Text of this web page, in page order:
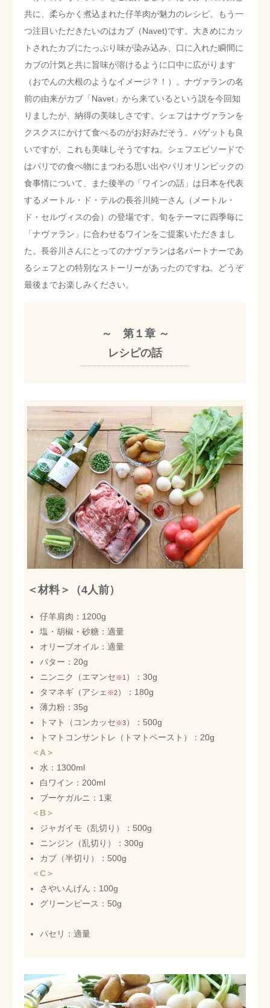
共に、柔らかく煮込まれた仔羊肉が魅力のレシピ。もう一
つ注目いただきたいのはカブ（Navet)です。大きめにカッ
トされたカブにたっぷり味が染み込み、口に入れた瞬間に
カブの汁気と共に旨味が溶けるように口中に広がります
（おでんの大根のようなイメージ？！）。ナヴァランの名
前の由来がカブ「Navet」から来ているという説を今回知
りましたが、納得の美味しさです。シェフはナヴァランを
クスクスにかけて食べるのがお好みだそう。バゲットも良
いですが、これも美味しそうですね。シェフエピソードで
はパリでの食べ物にまつわる思い出やパリオリンピックの
食事情について、また後半の「ワインの話」は日本を代表
するメートル・ド・テルの長谷川純一さん（メートル・
ド・セルヴィスの会）の登場です。旬をテーマに四季毎に
「ナヴァラン」に合わせるワインをご提案いただきまし
た。長谷川さんにとってのナヴァランは名パートナーであ
るシェフとの特別なストーリーがあったのですね。どうぞ
最後までお楽しみください。
～ 第１章 ～
レシピの話
＜材料＞（4人前）
仔羊肩肉：1200g
塩・胡椒・砂糖：適量
オリーブオイル：適量
バター：20g
ニンニク（エマンセ※1 ）：30g
タマネギ（アシェ ※2）：180g
薄力粉：35g
トマト（コンカッセ※3）：500g
トマトコンサントレ（トマトペースト）：20g
＜A＞
水：1300ml
白ワイン：200ml
ブーケガルニ：1束
＜B＞
ジャガイモ（乱切り）：500g
ニンジン（乱切り）：300g
カブ（半切り）：500g
＜C＞
さやいんげん：100g
グリーンピース：50g
パセリ：適量